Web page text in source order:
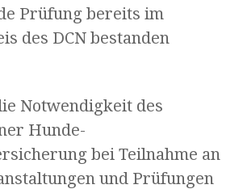
Prüfung bereits im
des DCN bestanden
Notwendigkeit des
Hunde-
bei Teilnahme an
und Prüfungen